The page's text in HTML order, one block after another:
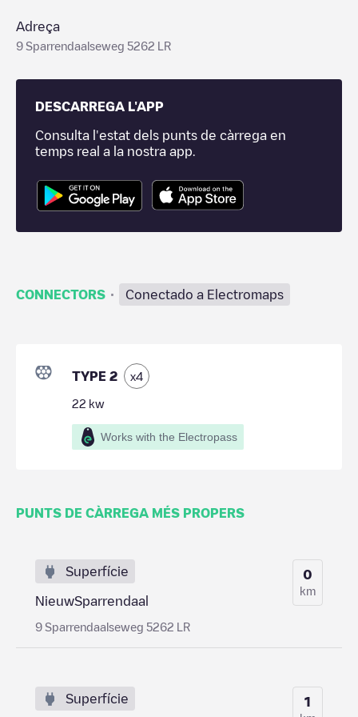
Adreça
9 Sparrendaalseweg 5262 LR
DESCARREGA L'APP
Consulta l'estat dels punts de càrrega en
temps real a la nostra app.
CONNECTORS · Conectado a Electromaps
TYPE 2 x4
22 kw
Works with the Electropass
PUNTS DE CÀRREGA MÉS PROPERS
Superfície
NieuwSparrendaal
9 Sparrendaalseweg 5262 LR
0
km
Superfície 1